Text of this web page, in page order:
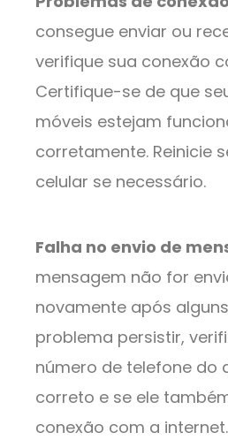
consegue enviar ou
verifique sua conexão
Certifique-se de que
móveis estejam
corretamente. Reinicie
celular se necessário.
Falha no envio de
mensagem não for
novamente após
problema persistir,
número de telefone do
correto e se ele
conexão com a internet.